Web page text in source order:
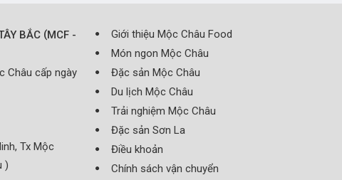
BẮC (MCF -
Châu cấp ngày
Tx Mộc
)
Giới thiệu Mộc Châu Food
Món ngon Mộc Châu
Đặc sản Mộc Châu
Du lịch Mộc Châu
Trải nghiệm Mộc Châu
Đặc sản Sơn La
Điều khoản
Chính sách vận chuyển